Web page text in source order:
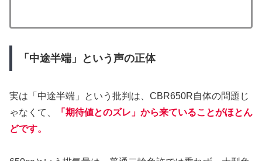
「中途半端」という声の正体
実は「中途半端」という批判は、CBR650R自体の問題じ
ゃなくて、
「期待値とのズレ」から来ていることがほとん
どです。